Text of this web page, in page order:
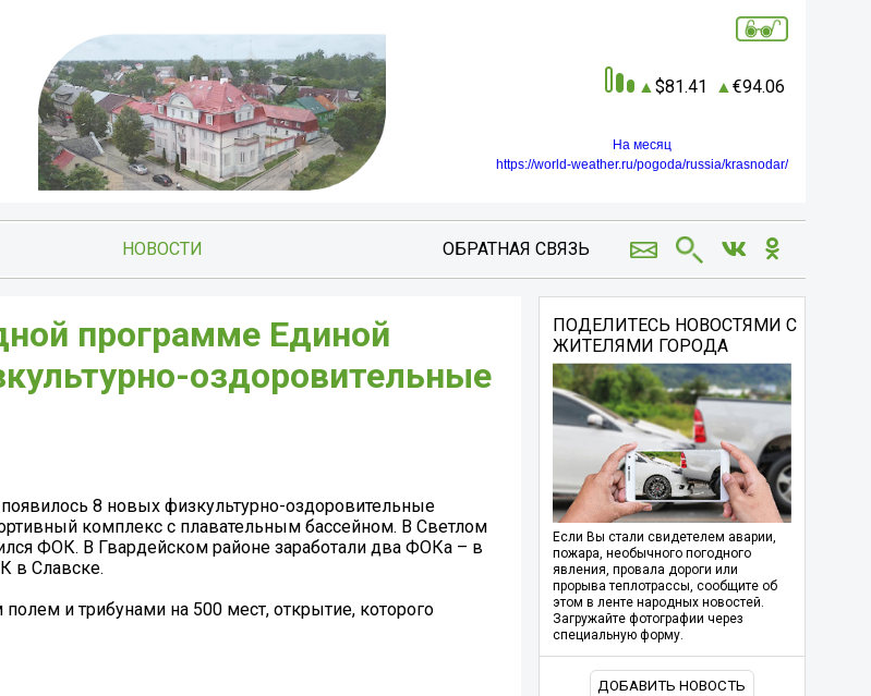
81.41 94.06
На месяц
https://world-weather.ru/pogoda/russia/krasnodar/
НОВОСТИ ОБРАТНАЯ СВЯЗЬ
программе Единой
оздоровительные
8 новых физкультурно-оздоровительные
комплекс с плавательным бассейном. В Светлом
ФОК. В Гвардейском районе заработали два ФОКа – в
в Славске.
и трибунами на 500 мест, открытие, которого
ПОДЕЛИТЕСЬ НОВОСТЯМИ С
ЖИТЕЛЯМИ ГОРОДА
Если Вы стали свидетелем аварии,
пожара, необычного погодного
явления, провала дороги или
прорыва теплотрассы, сообщите об
этом в ленте народных новостей.
Загружайте фотографии через
специальную форму.
ДОБАВИТЬ НОВОСТЬ